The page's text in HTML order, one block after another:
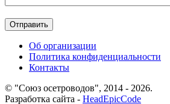
Об организации
Политика конфиденциальности
Контакты
© "Союз осетроводов", 2014 - 2026.
Разработка сайта - HeadEpicCode